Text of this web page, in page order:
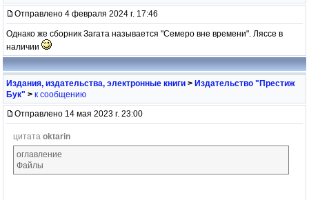
Отправлено 4 февраля 2024 г. 17:46
Однако же сборник Загата называется "Семеро вне времени". Ляссе в
наличии
Издания, издательства, электронные книги > Издательство "Престиж
Бук" > к сообщению
Отправлено 14 мая 2023 г. 23:00
цитата oktarin
оглавление
Файлы